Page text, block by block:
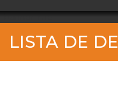
_banner_me_
LISTA DE